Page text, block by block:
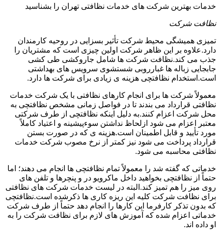
خدمات بهترین شرکت های خدمات نظافتی تهران را بشناسید
نظافت شرکت
تمیزی همیشگی محیط شرکت تأثیر بسزایی در روحیه کارمندان
دارد.علاوه بر این ظاهر شرکت اولین چیزی است که مشتریان را
جذب می کند.نظافت شرکت ها شامل جاروکشی طی کشی
جابجایی زباله ها غبارروبی شستشوی سرویس های بهداشتی
است.استخدام نظافتچی هزینه ی زیادی برای شرکت ها دارد.
معمولاً شرکت ها برای انجام کارهای نظافتی با یک شرکت خدمات
نظافتی قرارداد می بندند تا در فواصل زمانی مشخص نظافتچی به
محل شرکت اعزام کنند.به دلیل اینکه نظافتچی از طرف شرکتی
معتبر اعزام می شود ازلحاظ نداشتن سوءپیشینه و اعتیاد کاملاً
مورد تأیید و قابل اطمینان است.هزینه ی که در صورت بستن
قرارداد پرداخت می شود نیز کمتر از نرخ مصوب شرکت خدمات
نظافتی محاسبه می شود.
خدماتی که گفته شد را معمولاً تمام نظافتچی ها انجام می دهند؛ اما
حتماً از نظافتچی بخواهید داخل ماکرویو در و پنچرها و تلفن های
روی میز را هم تمیز کند.البته در لیست خدمات شرکت های نظافتی
برای نظافت شرکت کلیه این ریزه کاری ها ذکرشده است.نظافتچی
که بدون تذکر کارفرما این کارها را انجام دهد حتماً از طرف شرکت
خدماتی اعزام شده که آموزش های لازم برای نظافت شرکت را به
او داده اند.